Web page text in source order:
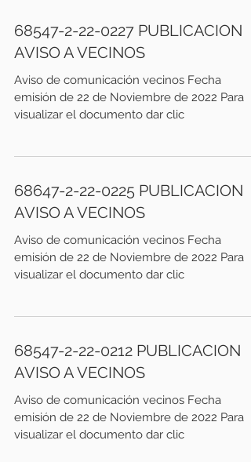
68547-2-22-0227 PUBLICACION
AVISO A VECINOS
Aviso de comunicación vecinos Fecha
emisión de 22 de Noviembre de 2022 Para
visualizar el documento dar clic
68647-2-22-0225 PUBLICACION
AVISO A VECINOS
Aviso de comunicación vecinos Fecha
emisión de 22 de Noviembre de 2022 Para
visualizar el documento dar clic
68547-2-22-0212 PUBLICACION
AVISO A VECINOS
Aviso de comunicación vecinos Fecha
emisión de 22 de Noviembre de 2022 Para
visualizar el documento dar clic